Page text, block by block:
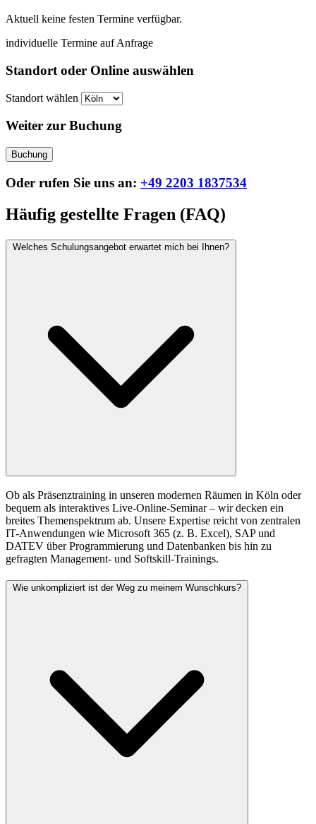
Aktuell keine festen Termine verfügbar.
individuelle Termine auf Anfrage
Standort oder Online auswählen
Standort wählen
Weiter zur Buchung
Buchung
Oder rufen Sie uns an: +49 2203 1837534
Häufig gestellte Fragen (FAQ)
Welches Schulungsangebot erwartet mich bei Ihnen?
Ob als Präsenztraining in unseren modernen Räumen in Köln oder
bequem als interaktives Live-Online-Seminar – wir decken ein
breites Themenspektrum ab. Unsere Expertise reicht von zentralen
IT-Anwendungen wie Microsoft 365 (z. B. Excel), SAP und
DATEV über Programmierung und Datenbanken bis hin zu
gefragten Management- und Softskill-Trainings.
Wie unkompliziert ist der Weg zu meinem Wunschkurs?